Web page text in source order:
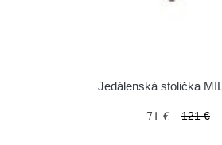
Jedálenská stolička
71 € 121 €